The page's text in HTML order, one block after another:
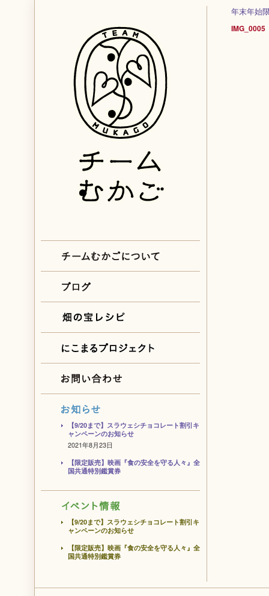
年末年始
IMG_0005
【9/20まで】スラウェシチョコレート割引キ
ャンペーンのお知らせ
2021年8月23日
【限定販売】映画『食の安全を守る人々』全
国共通特別鑑賞券
【9/20まで】スラウェシチョコレート割引キ
ャンペーンのお知らせ
【限定販売】映画『食の安全を守る人々』全
国共通特別鑑賞券